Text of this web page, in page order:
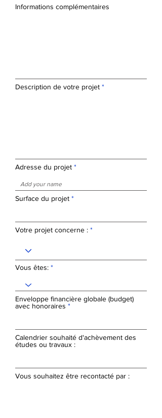
Informations complémentaires
Description de votre projet
Adresse du projet
Surface du projet
Votre projet concerne :
Vous êtes:
Enveloppe financière globale (budget)
avec honoraires
Calendrier souhaité d'achèvement des
études ou travaux :
Vous souhaitez être recontacté par :